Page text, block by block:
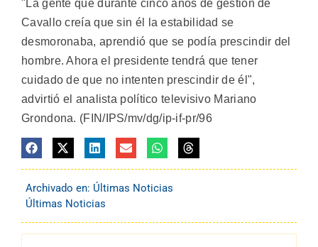
"La gente que durante cinco años de gestión de
Cavallo creía que sin él la estabilidad se
desmoronaba, aprendió que se podía prescindir del
hombre. Ahora el presidente tendrá que tener
cuidado de que no intenten prescindir de él",
advirtió el analista político televisivo Mariano
Grondona. (FIN/IPS/mv/dg/ip-if-pr/96
Archivado en: Últimas Noticias
Últimas Noticias